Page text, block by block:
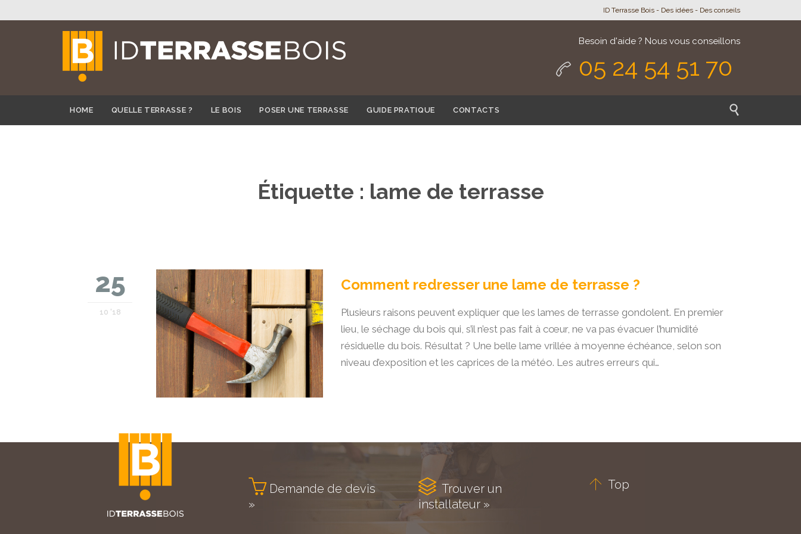
ID Terrasse Bois - Des idées - Des conseils

Besoin d'aide ? Nous vous conseillons
05 24 54 51 70
HOME QUELLE TERRASSE ? LE BOIS POSER UNE TERRASSE GUIDE PRATIQUE CONTACTS 
Étiquette : lame de terrasse
25
10 '18
Comment redresser une lame de terrasse ?
Plusieurs raisons peuvent expliquer que les lames de terrasse gondolent. En premier
lieu, le séchage du bois qui, s’il n’est pas fait à cœur, ne va pas évacuer l’humidité
résiduelle du bois. Résultat ? Une belle lame vrillée à moyenne échéance, selon son
niveau d’exposition et les caprices de la météo. Les autres erreurs qui…
 Demande de devis
»
 Trouver un
installateur »
 Top